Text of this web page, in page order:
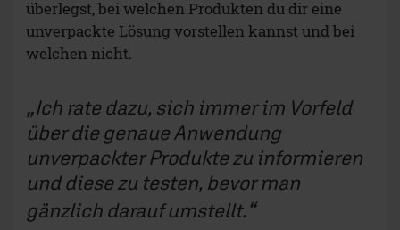
überlegst, bei welchen Produkten du dir eine
unverpackte Lösung vorstellen kannst und bei
welchen nicht.
Ich rate dazu, sich immer im Vorfeld
über die genaue Anwendung
unverpackter Produkte zu informieren
und diese zu testen, bevor man
gänzlich darauf umstellt.